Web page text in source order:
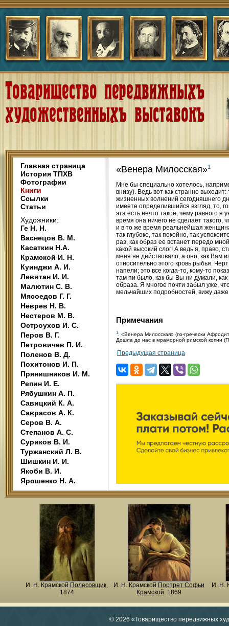
Главная страница
История ТПХВ
Фотографии
Книги
Ссылки
Статьи
Художники:
Ге Н. Н.
Васнецов В. М.
Касаткин Н.А.
Крамской И. Н.
Куинджи А. И.
Левитан И. И.
Малютин С. В.
Мясоедов Г. Г.
Неврев Н. В.
Нестеров М. В.
Остроухов И. С.
Перов В. Г.
Петровичев П. И.
Поленов В. Д.
Похитонов И. П.
Прянишников И. М.
Репин И. Е.
Рябушкин А. П.
Савицкий К. А.
Саврасов А. К.
Серов В. А.
Степанов А. С.
Суриков В. И.
Туржанский Л. В.
Шишкин И. И.
Якоби В. И.
Ярошенко Н. А.
«Венера Милосская»1
Мне бы специально хотелось,
внизу). Ведь вот как странно
жизненных волнений сегодняшнего
имеете определившийся взгляд, то,
эта есть нечто такое, чему равного я
время она ничего не сделает
и в то же время реальнейшая
так глубоко, так покойно, так
раз, как образ ее встанет передо
какой высокий слог! А ведь я, право,
меня не действовало, а оно, как Вам
относительно этого кровь рыбья.
напели; это все когда-то, кому-то
там пи было, как бы Вы ни думали,
образа. Я многое почти забыл уже,
мельчайших подробностей, вижу
Примечания
1. «Венера Милосская» (по-гречески
Дошла до нас в мраморной римской копии
Предыдущая страница
И. Н. Крамской Полесовщик,
1874
И. Н. Крамской Портрет Софьи
Крамской, 1869
И. Н.
© 2026 «Товарищество передвижных